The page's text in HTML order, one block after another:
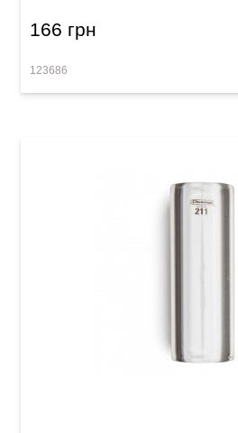
166 грн
123686